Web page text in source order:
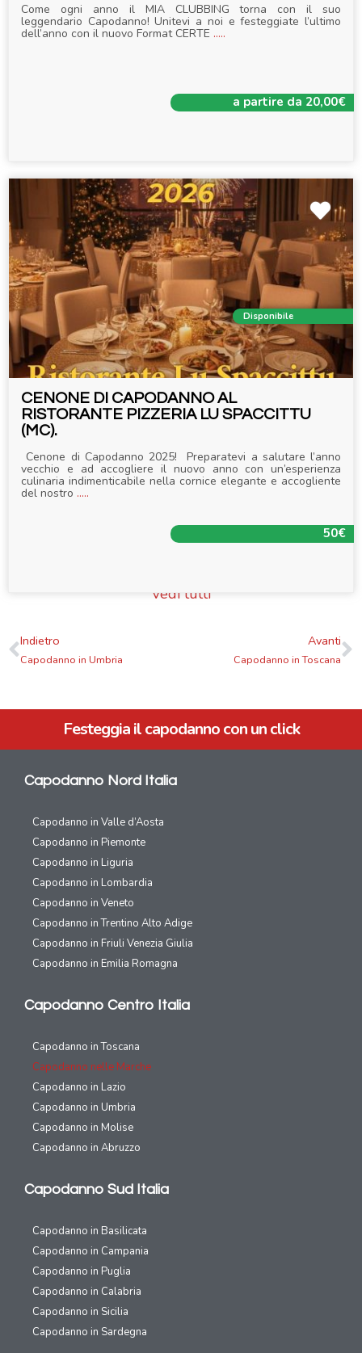
Come ogni anno il MIA CLUBBING torna con il suo
leggendario Capodanno! Unitevi a noi e festeggiate l’ultimo
dell’anno con il nuovo Format CERTE .....
a partire da 20,00€
Disponibile
CENONE DI CAPODANNO AL
RISTORANTE PIZZERIA LU SPACCITTU
(MC).
Cenone di Capodanno 2025! Preparatevi a salutare l’anno
vecchio e ad accogliere il nuovo anno con un’esperienza
culinaria indimenticabile nella cornice elegante e accogliente
del nostro .....
50€
Vedi tutti
Indietro
Capodanno in Umbria
Avanti
Capodanno in Toscana
Festeggia il capodanno con un click
Capodanno Nord Italia
Capodanno in Valle d’Aosta
Capodanno in Piemonte
Capodanno in Liguria
Capodanno in Lombardia
Capodanno in Veneto
Capodanno in Trentino Alto Adige
Capodanno in Friuli Venezia Giulia
Capodanno in Emilia Romagna
Capodanno Centro Italia
Capodanno in Toscana
Capodanno nelle Marche
Capodanno in Lazio
Capodanno in Umbria
Capodanno in Molise
Capodanno in Abruzzo
Capodanno Sud Italia
Capodanno in Basilicata
Capodanno in Campania
Capodanno in Puglia
Capodanno in Calabria
Capodanno in Sicilia
Capodanno in Sardegna